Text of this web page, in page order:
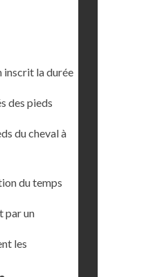
inscrit la durée
des pieds
du cheval à
du temps
par un
les